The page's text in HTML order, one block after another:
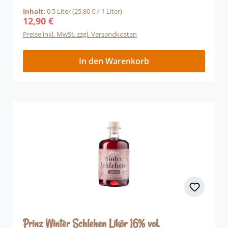
nach den altbewährten Prinz Rezepten
verarbeitet. besondere rotfleischige Farbe der
Weirouge Apfelsorte knallroter süß-säuerlicher
Likörgenuss ausgepärgtes komplexes
Fruchtaroma Alpenbrenner Tipp: Servieren Sie
den Roten Apfellikör gekühlt zwischen 8 - 15°C
pur oder als Aperitif mit Sekt oder Prosecco.
Inhalt: 0,5 Liter(25,80 € / 1 Liter)
Regulärer Preis:
12,90 €
Preise inkl. MwSt. zzgl. Versandkosten
In den Warenkorb
Prinz Winter Schlehen Likör 16% vol.